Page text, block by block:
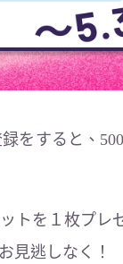
をすると、
トを１枚プレ
見逃しなく！